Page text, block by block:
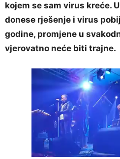
kojem se sam virus kreće.
donese rješenje i virus
godine, promjene u
vjerovatno neće biti trajne.